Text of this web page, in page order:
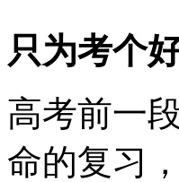
只为考个
高考前一
命的复习